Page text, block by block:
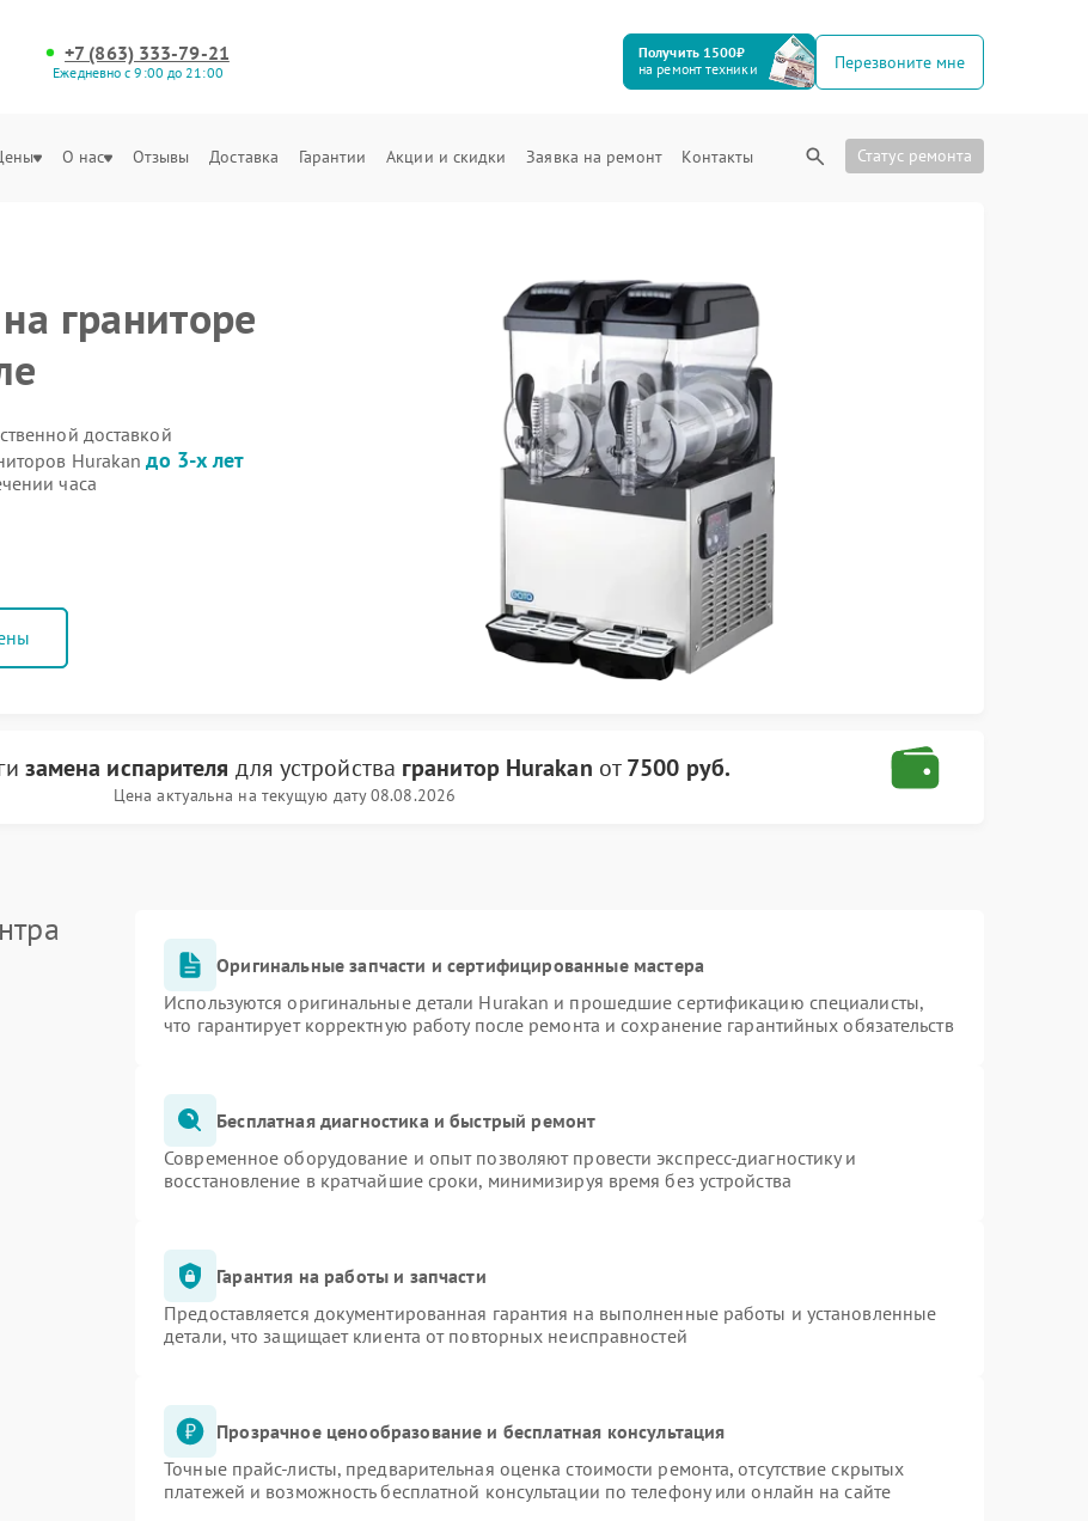
+7 (863) 333-79-21
Ежедневно с 9:00 до 21:00
Получить 1500₽
на ремонт техники
Перезвоните мне
О нас Отзывы Доставка Гарантии Акции и скидки Заявка на ремонт Контакты Статус ремонта
граниторе
доставкой
Hurakanдо 3-х лет
часа
замена испарителя для устройства гранитор Hurakan от7500 руб.
Цена актуальна на текущую дату 08.08.2026
Оригинальные запчасти и сертифицированные мастера
Используются оригинальные детали Hurakan и прошедшие сертификацию специалисты,
что гарантирует корректную работу после ремонта и сохранение гарантийных обязательств
Бесплатная диагностика и быстрый ремонт
Современное оборудование и опыт позволяют провести экспресс-диагностику и
восстановление в кратчайшие сроки, минимизируя время без устройства
Гарантия на работы и запчасти
Предоставляется документированная гарантия на выполненные работы и установленные
детали, что защищает клиента от повторных неисправностей
Прозрачное ценообразование и бесплатная консультация
Точные прайс-листы, предварительная оценка стоимости ремонта, отсутствие скрытых
платежей и возможность бесплатной консультации по телефону или онлайн на сайте